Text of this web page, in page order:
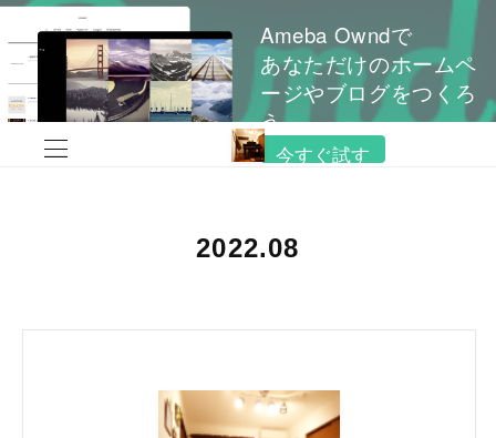
Ameba Owndで
あなただけのホームペ
ージやブログをつくろ
う
今すぐ試す
2022.08